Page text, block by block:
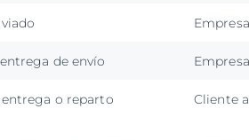
de envío
o reparto Cliente